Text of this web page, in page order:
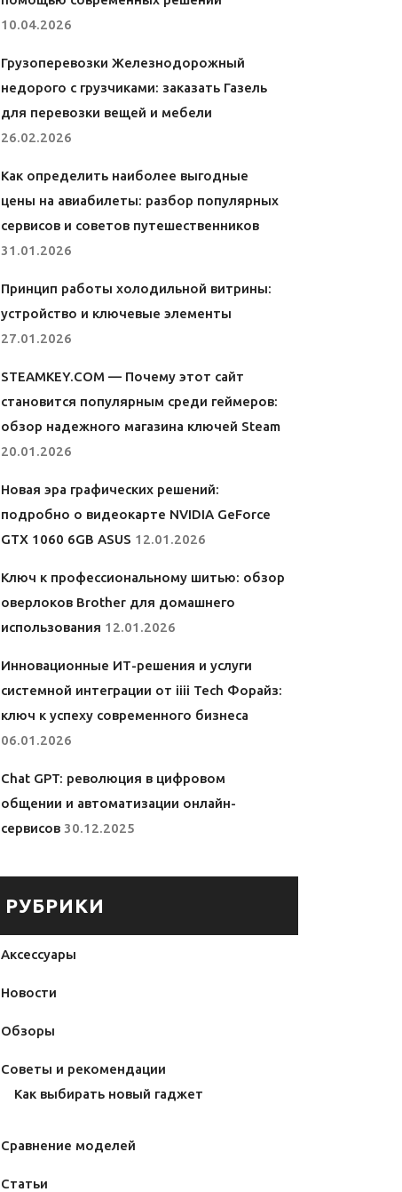
10.04.2026
Грузоперевозки Железнодорожный
недорого с грузчиками: заказать Газель
для перевозки вещей и мебели
26.02.2026
Как определить наиболее выгодные
цены на авиабилеты: разбор популярных
сервисов и советов путешественников
31.01.2026
Принцип работы холодильной витрины:
устройство и ключевые элементы
27.01.2026
STEAMKEY.COM — Почему этот сайт
становится популярным среди геймеров:
обзор надежного магазина ключей Steam
20.01.2026
Новая эра графических решений:
подробно о видеокарте NVIDIA GeForce
GTX 1060 6GB ASUS 12.01.2026
Ключ к профессиональному шитью: обзор
оверлоков Brother для домашнего
использования 12.01.2026
Инновационные ИТ-решения и услуги
системной интеграции от iiii Tech Форайз:
ключ к успеху современного бизнеса
06.01.2026
Chat GPT: революция в цифровом
общении и автоматизации онлайн-
сервисов 30.12.2025
РУБРИКИ
Аксессуары
Новости
Обзоры
Советы и рекомендации
Как выбирать новый гаджет
Сравнение моделей
Статьи